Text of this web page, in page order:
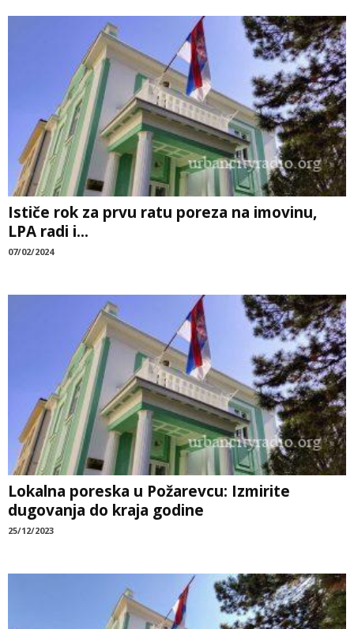
Ističe rok za prvu ratu poreza na imovinu,
LPA radi i...
07/02/2024
Lokalna poreska u Požarevcu: Izmirite
dugovanja do kraja godine
25/12/2023